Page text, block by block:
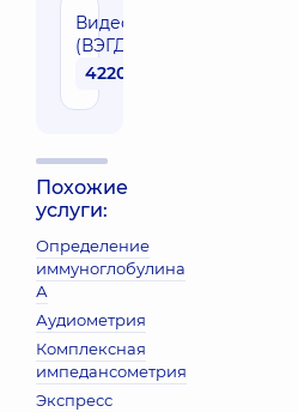
(ВЭГДСк)
4220 грн
Похожие
услуги:
Определение
иммуноглобулина
А
Аудиометрия
Комплексная
импедансометрия
Экспресс